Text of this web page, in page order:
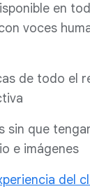
en
voces
de todo el
sin que
e imágenes
del